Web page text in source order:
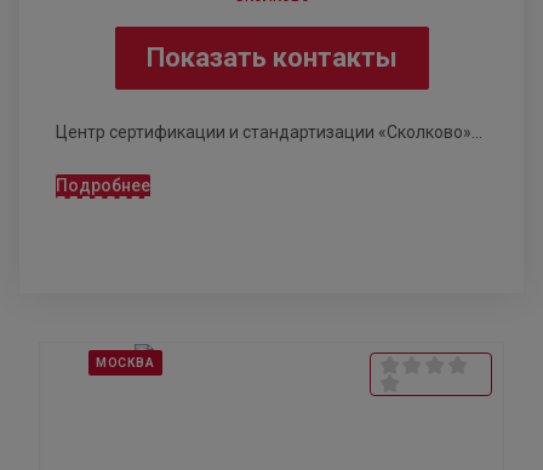
Показать контакты
Центр сертификации и стандартизации «Сколково»...
Подробнее
МОСКВА